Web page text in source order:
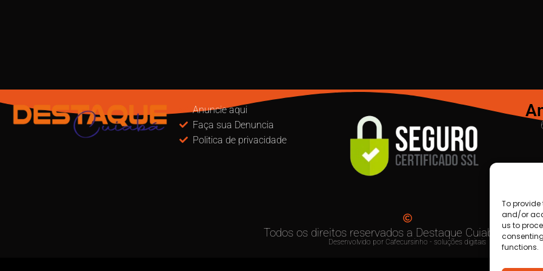
To provide
and/or
us to
functions.
Anuncie aqui
Faça sua Denuncia
Politica de privacidade
Todos os direitos reservados a Destaque Cuiabá MT |
Desenvolvido por Cafecursinho - soluções digitais